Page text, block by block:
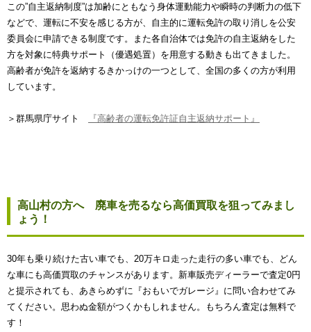
この”自主返納制度”は加齢にともなう身体運動能力や瞬時の判断力の低下
などで、運転に不安を感じる方が、自主的に運転免許の取り消しを公安
委員会に申請できる制度です。また各自治体では免許の自主返納をした
方を対象に特典サポート（優遇処置）を用意する動きも出てきました。
高齢者が免許を返納するきかっけの一つとして、全国の多くの方が利用
しています。
＞群馬県庁サイト 『高齢者の運転免許証自主返納サポート』
高山村の方へ 廃車を売るなら高価買取を狙ってみまし
ょう！
30年も乗り続けた古い車でも、20万キロ走った走行の多い車でも、どん
な車にも高価買取のチャンスがあります。新車販売ディーラーで査定0円
と提示されても、あきらめずに『おもいでガレージ』に問い合わせてみ
てください。思わぬ金額がつくかもしれません。もちろん査定は無料で
す！